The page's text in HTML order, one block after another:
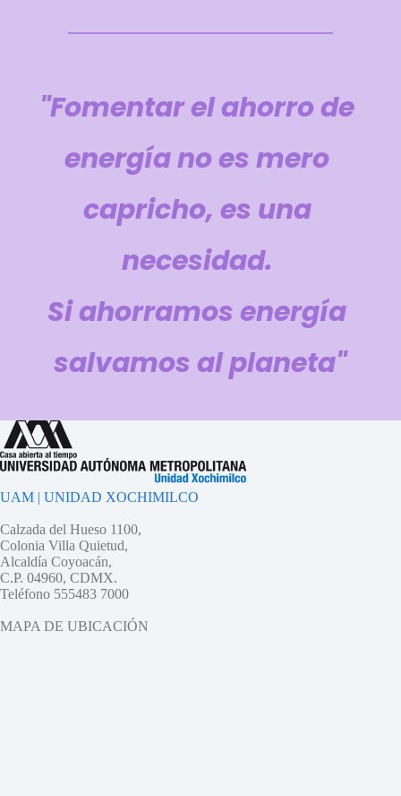
"Fomentar el ahorro de
energía no es mero
capricho, es una
necesidad.
Si ahorramos energía
salvamos al planeta"
UAM | UNIDAD XOCHIMILCO
Calzada del Hueso 1100,
Colonia Villa Quietud,
Alcaldía Coyoacán,
C.P. 04960, CDMX.
Teléfono 555483 7000
MAPA DE UBICACIÓN